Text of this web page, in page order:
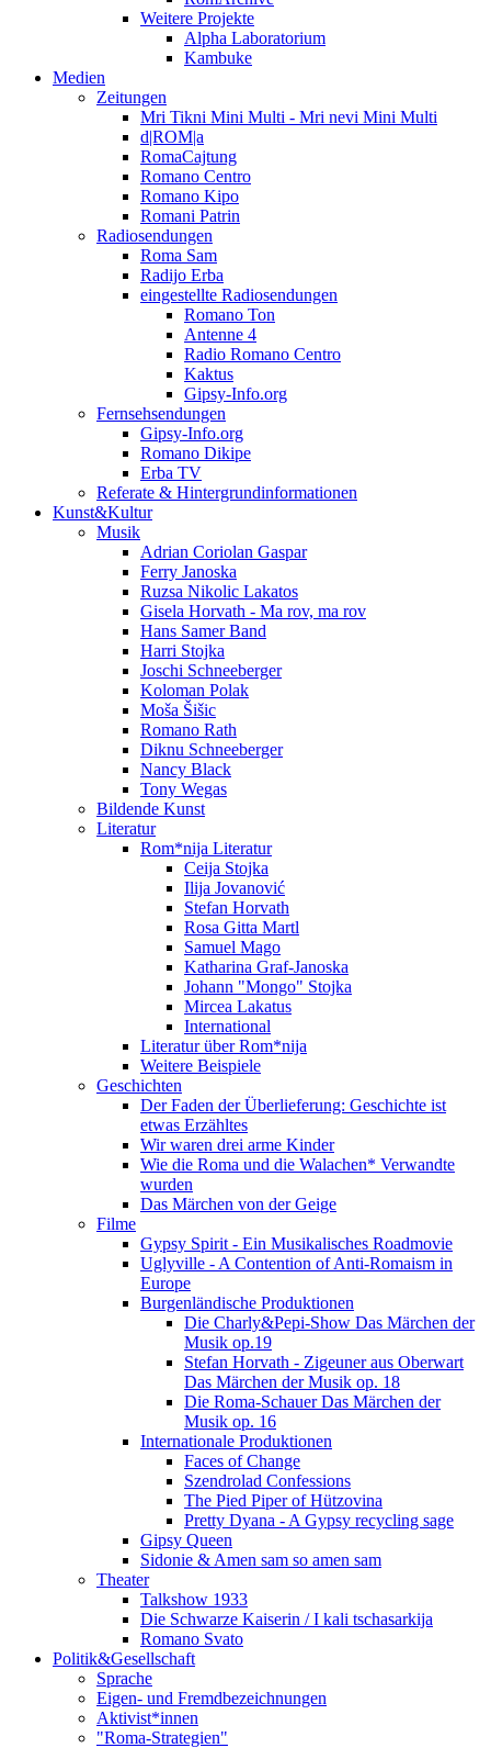
Weitere Projekte
Alpha Laboratorium
Kambuke
Medien
Zeitungen
Mri Tikni Mini Multi - Mri nevi Mini Multi
d|ROM|a
RomaCajtung
Romano Centro
Romano Kipo
Romani Patrin
Radiosendungen
Roma Sam
Radijo Erba
eingestellte Radiosendungen
Romano Ton
Antenne 4
Radio Romano Centro
Kaktus
Gipsy-Info.org
Fernsehsendungen
Gipsy-Info.org
Romano Dikipe
Erba TV
Referate & Hintergrundinformationen
Kunst&Kultur
Musik
Adrian Coriolan Gaspar
Ferry Janoska
Ruzsa Nikolic Lakatos
Gisela Horvath - Ma rov, ma rov
Hans Samer Band
Harri Stojka
Joschi Schneeberger
Koloman Polak
Moša Šišic
Romano Rath
Diknu Schneeberger
Nancy Black
Tony Wegas
Bildende Kunst
Literatur
Rom*nija Literatur
Ceija Stojka
Ilija Jovanović
Stefan Horvath
Rosa Gitta Martl
Samuel Mago
Katharina Graf-Janoska
Johann "Mongo" Stojka
Mircea Lakatus
International
Literatur über Rom*nija
Weitere Beispiele
Geschichten
Der Faden der Überlieferung: Geschichte ist
etwas Erzähltes
Wir waren drei arme Kinder
Wie die Roma und die Walachen* Verwandte
wurden
Das Märchen von der Geige
Filme
Gypsy Spirit - Ein Musikalisches Roadmovie
Uglyville - A Contention of Anti-Romaism in
Europe
Burgenländische Produktionen
Die Charly&Pepi-Show Das Märchen der
Musik op.19
Stefan Horvath - Zigeuner aus Oberwart
Das Märchen der Musik op. 18
Die Roma-Schauer Das Märchen der
Musik op. 16
Internationale Produktionen
Faces of Change
Szendrolad Confessions
The Pied Piper of Hützovina
Pretty Dyana - A Gypsy recycling sage
Gipsy Queen
Sidonie & Amen sam so amen sam
Theater
Talkshow 1933
Die Schwarze Kaiserin / I kali tschasarkija
Romano Svato
Politik&Gesellschaft
Sprache
Eigen- und Fremdbezeichnungen
Aktivist*innen
"Roma-Strategien"